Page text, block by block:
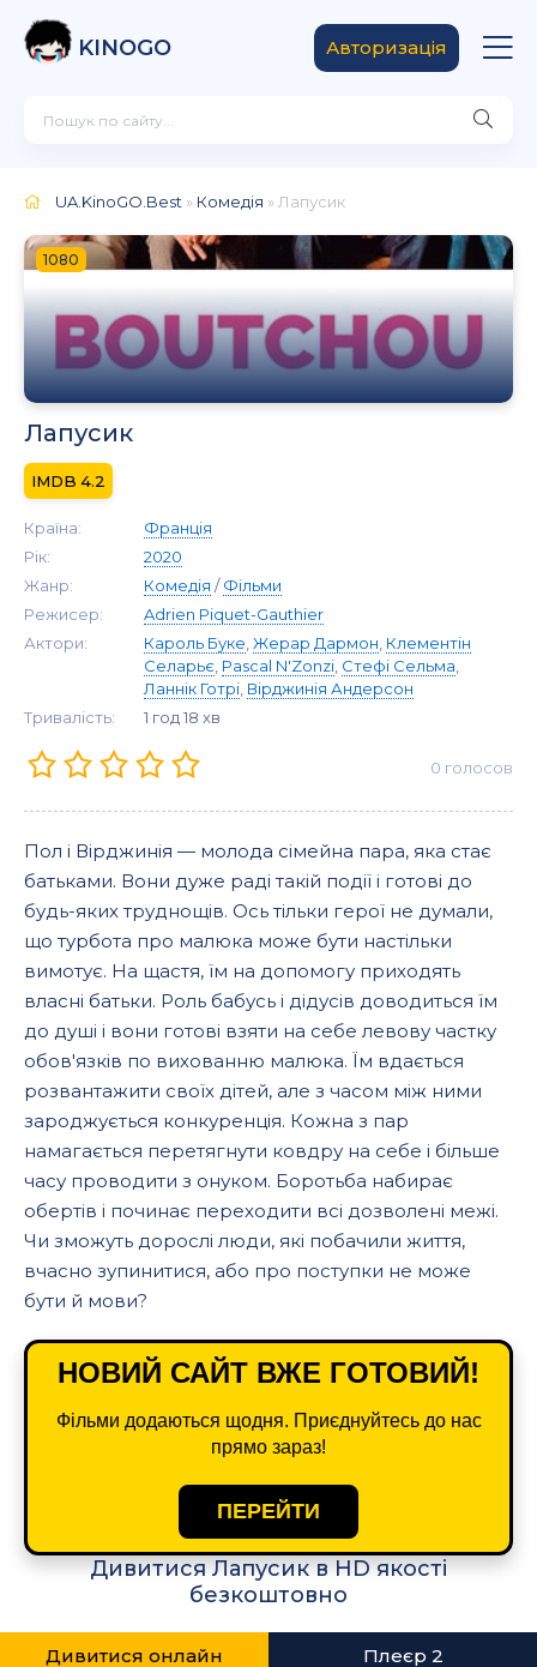
KINOGO Авторизація
UA.KinoGO.Best » Комедія » Лапусик
1080
Лапусик
4.2
Країна:
Франція
Рік:
2020
Жанр:
Комедія /Фільми
Режисер:
Adrien Piquet-Gauthier
Актори:
Кароль Буке Жерар Дармон Клементін
Селарьє Pascal N'Zonzi Стефі Сельма
Ланнік Готрі Вірджинія Андерсон
Тривалість:
1 год 18 хв
0 голосов
Пол і Вірджинія — молода сімейна пара, яка стає
батьками. Вони дуже раді такій події і готові до
будь-яких труднощів. Ось тільки герої не думали,
що турбота про малюка може бути настільки
вимотує. На щастя, їм на допомогу приходять
власні батьки. Роль бабусь і дідусів доводиться їм
до душі і вони готові взяти на себе левову частку
обов'язків по вихованню малюка. Їм вдається
розвантажити своїх дітей, але з часом між ними
зароджується конкуренція. Кожна з пар
намагається перетягнути ковдру на себе і більше
часу проводити з онуком. Боротьба набирає
обертів і починає переходити всі дозволені межі.
Чи зможуть дорослі люди, які побачили життя,
вчасно зупинитися, або про поступки не може
бути й мови?
НОВИЙ САЙТ ВЖЕ ГОТОВИЙ!
Фільми додаються щодня. Приєднуйтесь до нас
прямо зараз!
ПЕРЕЙТИ
Дивитися Лапусик в HD якості
безкоштовно
Дивитися онлайн Плеєр 2